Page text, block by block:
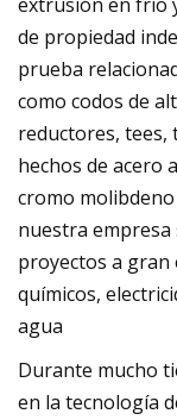
de propiedad
prueba
como codos de
reductores, tees,
hechos de acero
cromo
nuestra
proyectos a gran
químicos,
agua
Durante mucho
en la tecnología